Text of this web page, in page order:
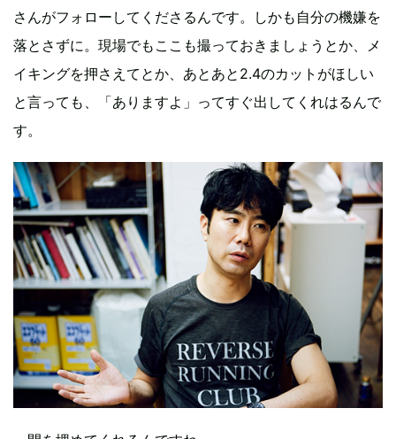
さんがフォローしてくださるんです。しかも自分の機嫌を
落とさずに。現場でもここも撮っておきましょうとか、メ
イキングを押さえてとか、あとあと2.4のカットがほしい
と言っても、「ありますよ」ってすぐ出してくれはるんで
す。